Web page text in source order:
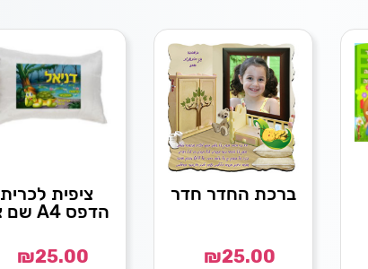
ברכת החדר חדר
₪25.00
ציפית לכרית
הדפס A4 שם צב
₪25.00